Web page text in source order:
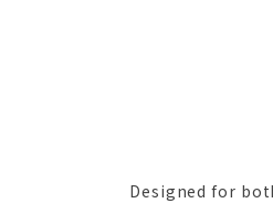
Designed for